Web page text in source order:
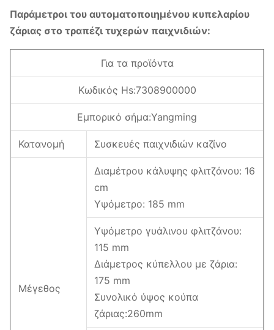
Παράμετροι του αυτοματοποιημένου κυπελαρίου
ζάριας στο τραπέζι τυχερών παιχνιδιών:
Για τα προϊόντα
Κωδικός Hs:7308900000
Εμπορικό σήμα:Yangming
Κατανομή Συσκευές παιχνιδιών καζίνο
Μέγεθος
Διαμέτρου κάλυψης φλιτζάνου: 16
cm
Υψόμετρο: 185 mm
Υψόμετρο γυάλινου φλιτζάνου:
115 mm
Διάμετρος κύπελλου με ζάρια:
175 mm
Συνολικό ύψος κούπα
ζάριας:260mm